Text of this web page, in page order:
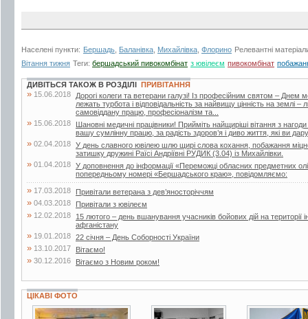
Населені пункти: Бершадь Баланівка Михайлівка Флорино Релевантні
Вітання тижня Теги: бершадський пивокомбінат з ювілеєм пивокомбінат
ДИВІТЬСЯ ТАКОЖ В РОЗДІЛІ ПРИВІТАННЯ
» 15.06.2018
Дорогі колеги та ветерани галузі! Із професійним святом –
лежать турбота і відповідальність за найвищу цінність на землі
самовіддану працю, професіоналізм та...
» 15.06.2018
Шановні медичні працівники! Прийміть найщиріші вітання з
вашу сумлінну працю, за радість здоров’я і диво життя, які ви
» 02.04.2018 У день славного ювілею шлю щирі слова кохання, побажання
затишку дружині Раїсі Андріївні РУДИК (3.04) із Михайлівки.
» 01.04.2018 У доповнення до інформації «Переможці обласних предметних
попередньому номері «Бершадського краю», повідомляємо:
» 17.03.2018 Привітали ветерана з дев’яносторіччям
» 04.03.2018 Привітали з ювілеєм
» 12.02.2018
15 лютого – день вшанування учасників бойових дій на території
афганістану
» 19.01.2018 22 січня – День Соборності України
» 13.10.2017 Вітаємо!
» 30.12.2016 Вітаємо з Новим роком!
ЦІКАВІ ФОТО
3 фото 4 фото